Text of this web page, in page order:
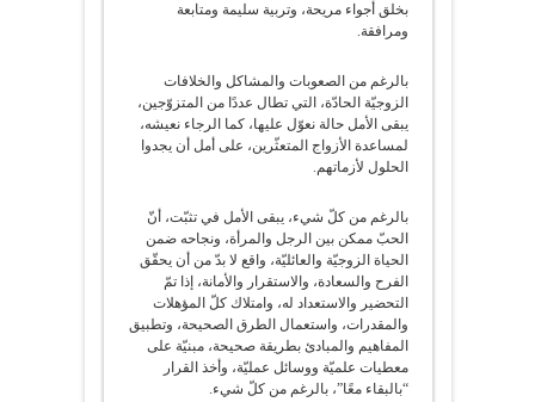
بخلق أجواء مريحة، وتربية سليمة ومتابعة
ومرافقة.
بالرغم من الصعوبات والمشاكل والخلافات
الزوجيّة الحادّة، التي تطال عددًا من المتزوّجين،
يبقى الأمل حالة نعوّل عليها، كما الرجاء نعيشه،
لمساعدة الأزواج المتعثّرين، على أمل أن يجدوا
الحلول لأزماتهم.
بالرغم من كلّ شيء، يبقى الأمل في تثبّت، أنّ
الحبّ ممكن بين الرجل والمرأة، ونجاحه ضمن
الحياة الزوجيّة والعائليّة، واقع لا بدّ من أن يحقّق
الفرح والسعادة، والاستقرار والأمانة، إذا تمّ
التحضير والاستعداد له، وامتلاك كلّ المؤهلات
والمقدرات، واستعمال الطرق الصحيحة، وتطبيق
المفاهيم والمبادئ بطريقة صحيحة، مبنيّة على
معطيات علميّة ووسائل عمليّة، وأخذ القرار
“بالبقاء معًا”، بالرغم من كلّ شيء.